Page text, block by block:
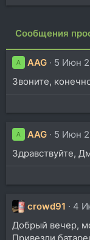
Сообщения
A AAG
5 Июн
Звоните,
A AAG
5 Июн
Здравствуйте,
crowd91
4
Добрый вечер,